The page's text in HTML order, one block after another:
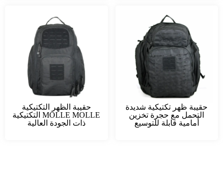
حقيبة ظهر تكتيكية شديدة
التحمل مع حجرة تخزين
أمامية قابلة للتوسيع
حقيبة الظهر التكتيكية
MOLLE MOLLE التكتيكية
ذات الجودة العالية